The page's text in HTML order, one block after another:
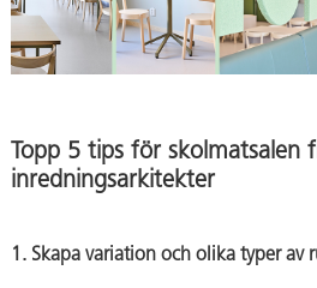
Topp 5 tips för skolmatsalen
inredningsarkitekter
1. Skapa variation och olika typer av